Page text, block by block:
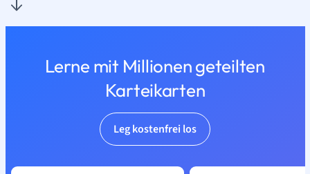
Lerne mit Millionen geteilten
Karteikarten
Leg kostenfrei los